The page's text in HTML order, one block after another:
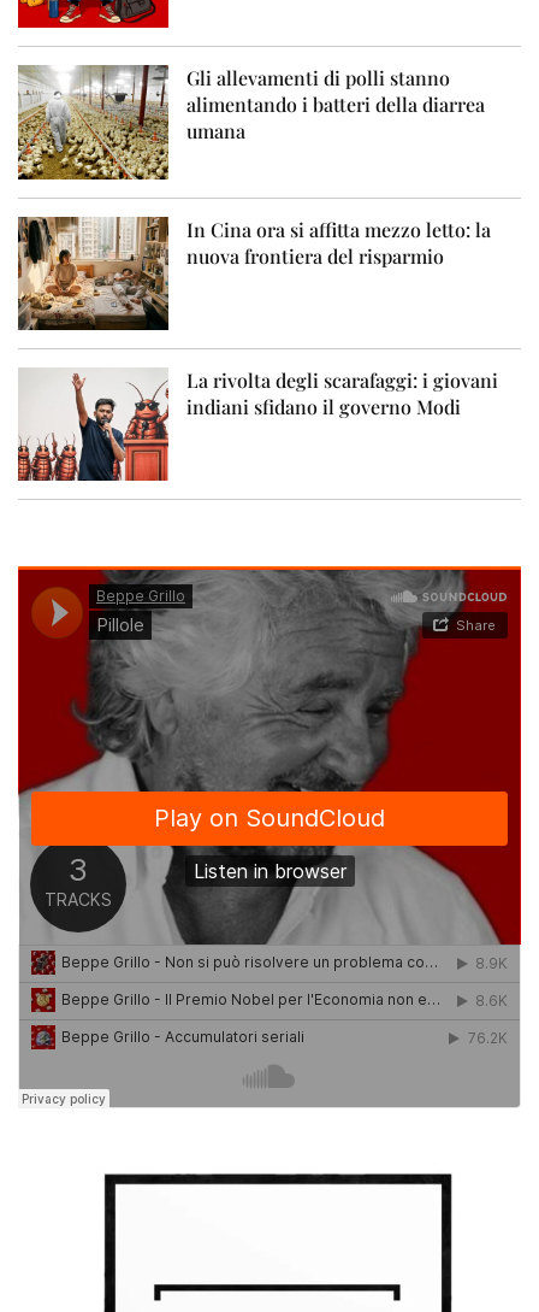
Gli allevamenti di polli stanno
alimentando i batteri della diarrea
umana
In Cina ora si affitta mezzo letto: la
nuova frontiera del risparmio
La rivolta degli scarafaggi: i giovani
indiani sfidano il governo Modi